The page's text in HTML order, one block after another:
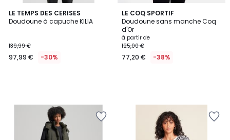
LE TEMPS DES CERISES
Doudoune à capuche KILIA
139,99 €
97,99 € -30%
LE COQ SPORTIF
Doudoune sans manche Coq
d'Or
à partir de
125,00 €
77,20 € -38%